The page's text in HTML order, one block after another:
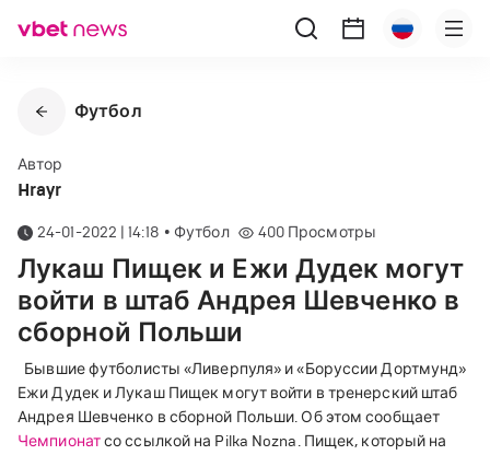
Футбол
Автор
Hrayr
24-01-2022 | 14:18 • Футбол 400 Просмотры
Лукаш Пищек и Ежи Дудек могут
войти в штаб Андрея Шевченко в
сборной Польши
Бывшие футболисты «Ливерпуля» и «Боруссии Дортмунд»
Ежи Дудек и Лукаш Пищек могут войти в тренерский штаб
Андрея Шевченко в сборной Польши. Об этом сообщает
Чемпионатсо ссылкой на Pilka Nozna. Пищек, который на